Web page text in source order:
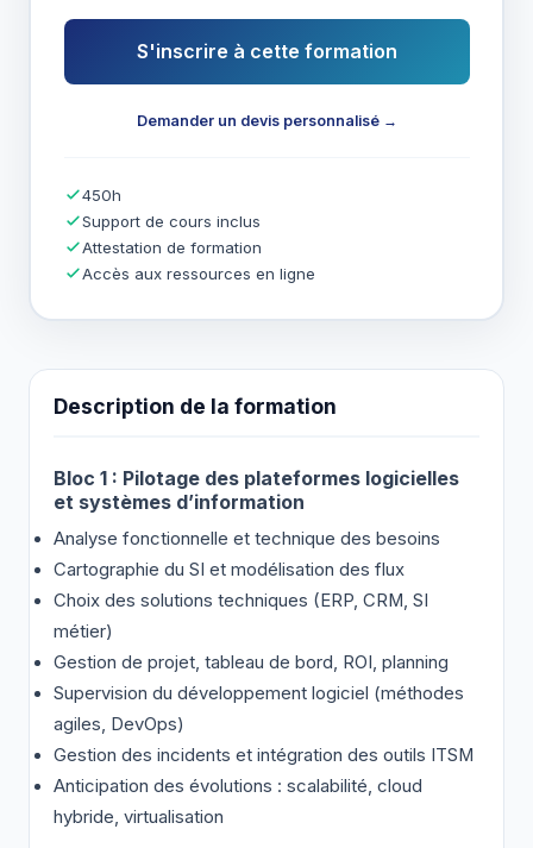
Description de la formation
Bloc 1 : Pilotage des plateformes logicielles
et systèmes d’information
Analyse fonctionnelle et technique des besoins
Cartographie du SI et modélisation des flux
Choix des solutions techniques (ERP, CRM, SI
métier)
Gestion de projet, tableau de bord, ROI, planning
Supervision du développement logiciel (méthodes
agiles, DevOps)
Gestion des incidents et intégration des outils ITSM
Anticipation des évolutions : scalabilité, cloud
hybride, virtualisation
S'inscrire à cette formation
Demander un devis personnalisé →
450h
Support de cours inclus
Attestation de formation
Accès aux ressources en ligne